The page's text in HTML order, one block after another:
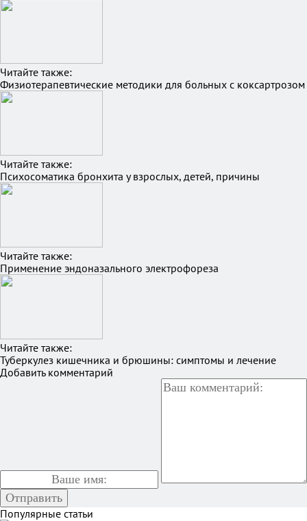
Читайте также:
Физиотерапевтические методики для больных с коксартрозом
Читайте также:
Психосоматика бронхита у взрослых, детей, причины
Читайте также:
Применение эндоназального электрофореза
Читайте также:
Туберкулез кишечника и брюшины: симптомы и лечение
Добавить комментарий
Популярные статьи